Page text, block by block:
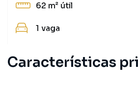
62 m² útil
1 vaga
Características